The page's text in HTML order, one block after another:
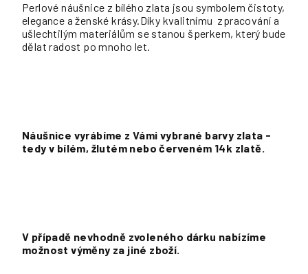
Perlové náušnice z bílého zlata jsou symbolem čistoty,
elegance a ženské krásy.Díky kvalitnímu zpracování a
ušlechtilým materiálům se stanou šperkem, který bude
dělat radost po mnoho let.
Náušnice vyrábíme z Vámi vybrané barvy zlata -
tedy v bílém, žlutém nebo červeném 14k zlatě.
V případě nevhodně zvoleného dárku nabízíme
možnost výměny za jiné zboží.